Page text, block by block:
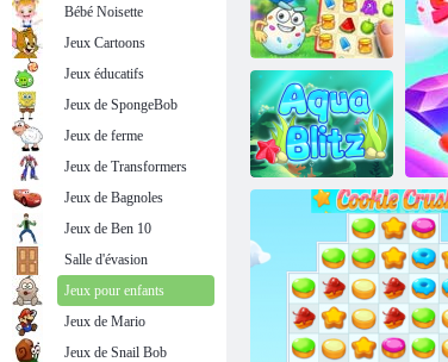
Lignes magiques
Héros du sucre
Aqua blitz
Bébé Noisette
Jeux Cartoons
Jeux éducatifs
Jeux de SpongeBob
Jeux de ferme
Jeux de Transformers
Jeux de Bagnoles
Jeux de Ben 10
Salle d'évasion
Jeux pour enfants
Jeux de Mario
Jeux de Snail Bob